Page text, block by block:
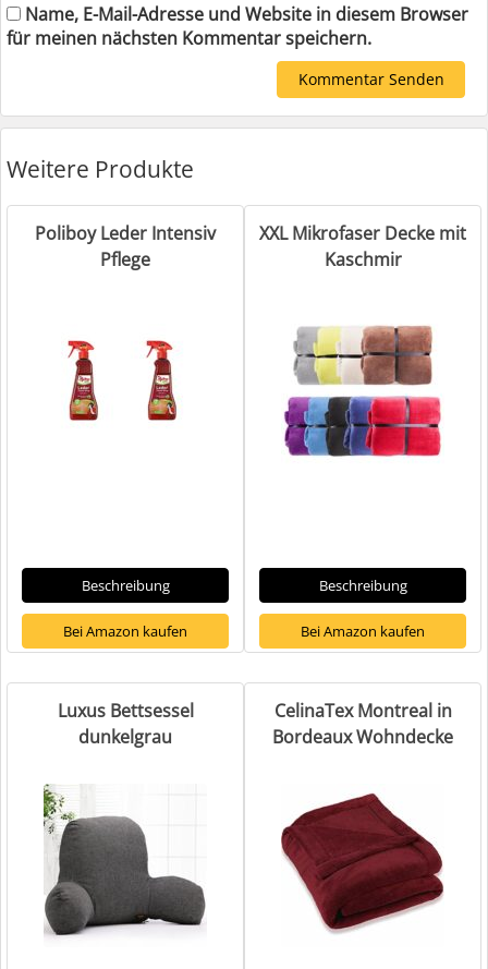
Name, E-Mail-Adresse und Website in diesem Browser
für meinen nächsten Kommentar speichern.
Weitere Produkte
Poliboy Leder Intensiv
Pflege
Beschreibung
Bei Amazon kaufen
XXL Mikrofaser Decke mit
Kaschmir
Beschreibung
Bei Amazon kaufen
Luxus Bettsessel
dunkelgrau
CelinaTex Montreal in
Bordeaux Wohndecke